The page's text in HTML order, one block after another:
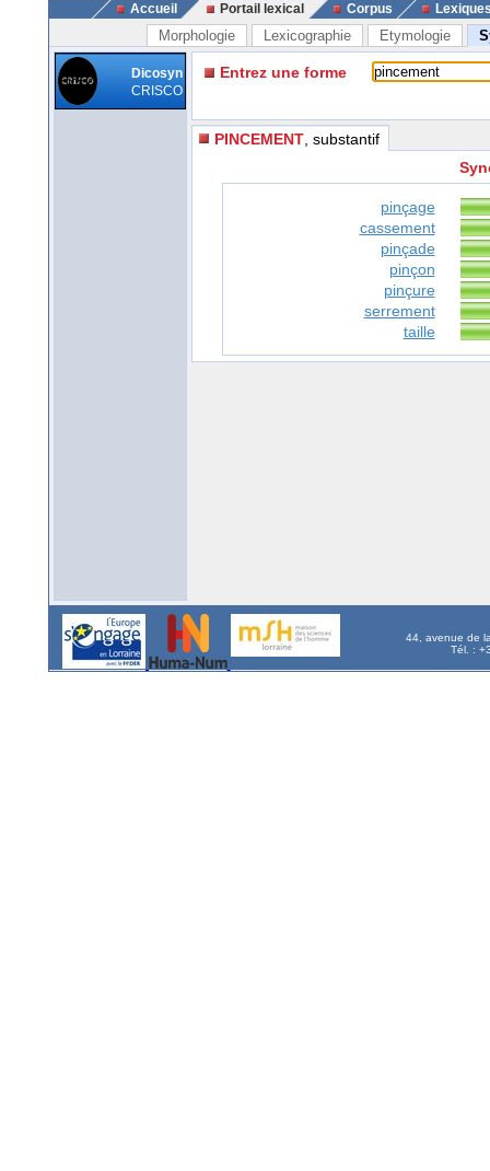
Accueil Portail lexical Corpus
Morphologie Lexicographie Etymologie
Dicosyn
CRISCO
Entrez une forme
PINCEMENT , substantif
pinçage
cassement
pinçade
pinçon
pinçure
serrement
taille
44, avenue de
Tél. :